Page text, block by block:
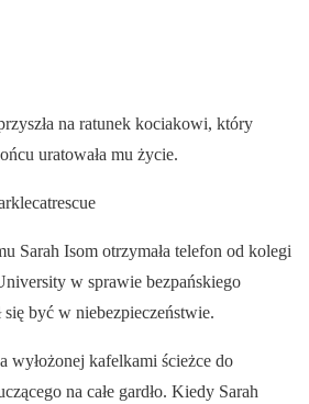
na ratunek kociakowi, który
uratowała mu życie.
Sarah Isom otrzymała telefon od kolegi
w sprawie bezpańskiego
być w niebezpieczeństwie.
wyłożonej kafelkami ścieżce do
na całe gardło. Kiedy Sarah